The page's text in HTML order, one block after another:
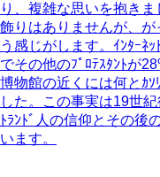
り、複雑な思いを抱き
飾りはありませんが、が
う感じがします。ｲﾝﾀｰﾈ
でその他のﾌﾟﾛﾃｽﾀﾝﾄが
博物館の近くには何とｶｿ
した。この事実は19世
ﾄﾗﾝﾄﾞ人の信仰とその後
います。